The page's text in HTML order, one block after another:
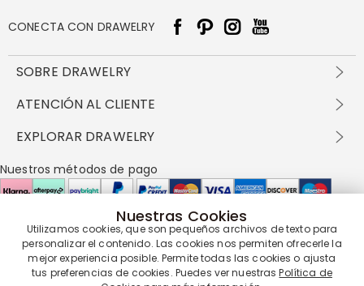
CONECTA CON DRAWELRY
SOBRE DRAWELRY
Sobre nosotros
política de privacidad
Preguntas frecuentes
ATENCIÓN AL CLIENTE
Envío y entrega
Devolución en 60 días
Cómo cuidar
EXPLORAR DRAWELRY
Drawelry Prime
Programa de Recompensas
Nuestros métodos de pago
Nuestros socios de entrega
Nuestras Cookies
Utilizamos cookies, que son pequeños archivos de texto para
personalizar el contenido. Las cookies nos permiten ofrecerle la
mejor experiencia posible. Permite todas las cookies o ajusta
tus preferencias de cookies. Puedes ver nuestrasPolítica de